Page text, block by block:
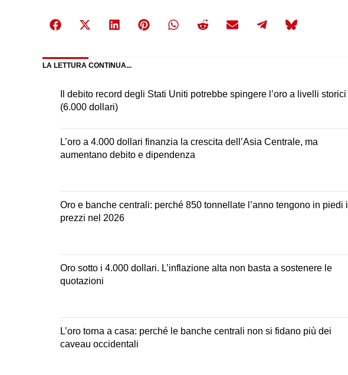
Share
Facebook
Share
X
(Twitter)
Share
LinkedIn
Share
Share
Share
Share
ShareShare
LA LETTURA CONTINUA...
Il debito record degli Stati Uniti potrebbe spingere l’oro a livelli storici
(6.000 dollari)
L’oro a 4.000 dollari finanzia la crescita dell’Asia Centrale, ma
aumentano debito e dipendenza
Oro e banche centrali: perché 850 tonnellate l’anno tengono in piedi i
prezzi nel 2026
Oro sotto i 4.000 dollari. L’inflazione alta non basta a sostenere le
quotazioni
L’oro torna a casa: perché le banche centrali non si fidano più dei
caveau occidentali